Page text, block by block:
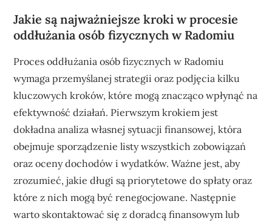
Jakie są najważniejsze kroki w procesie
oddłużania osób fizycznych w Radomiu
Proces oddłużania osób fizycznych w Radomiu
wymaga przemyślanej strategii oraz podjęcia kilku
kluczowych kroków, które mogą znacząco wpłynąć na
efektywność działań. Pierwszym krokiem jest
dokładna analiza własnej sytuacji finansowej, która
obejmuje sporządzenie listy wszystkich zobowiązań
oraz oceny dochodów i wydatków. Ważne jest, aby
zrozumieć, jakie długi są priorytetowe do spłaty oraz
które z nich mogą być renegocjowane. Następnie
warto skontaktować się z doradcą finansowym lub